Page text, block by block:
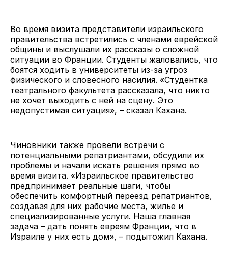
Во время визита представители израильского
правительства встретились с членами еврейской
общины и выслушали их рассказы о сложной
ситуации во Франции. Студенты жаловались, что
боятся ходить в университеты из-за угроз
физического и словесного насилия. «Студентка
театрального факультета рассказала, что никто
не хочет выходить с ней на сцену. Это
недопустимая ситуация», – сказал Кахана.
Чиновники также провели встречи с
потенциальными репатриантами, обсудили их
проблемы и начали искать решения прямо во
время визита. «Израильское правительство
предпринимает реальные шаги, чтобы
обеспечить комфортный переезд репатриантов,
создавая для них рабочие места, жилье и
специализированные услуги. Наша главная
задача – дать понять евреям Франции, что в
Израиле у них есть дом», – подытожил Кахана.